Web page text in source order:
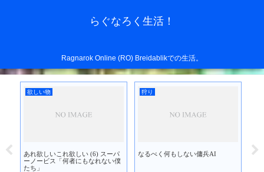
らぐなろく生活！
Ragnarok Online (RO) Breidablikでの生活。
欲しい物
あれ欲しいこれ欲しい (6) スーパ
ーノービス「何者にもなれない僕
たち」
狩り
なるべく何もしない傭兵AI
あ